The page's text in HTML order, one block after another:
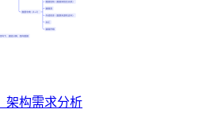
架构需求分析